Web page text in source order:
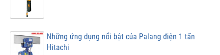
Những ứng dụng nổi bật của Palang điện 1 tấn
Hitachi